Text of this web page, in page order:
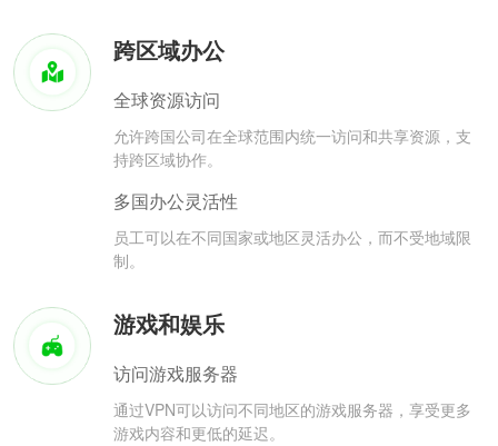
跨区域办公
全球资源访问
允许跨国公司在全球范围内统一访问和共享资源，支
持跨区域协作。
多国办公灵活性
员工可以在不同国家或地区灵活办公，而不受地域限
制。
游戏和娱乐
访问游戏服务器
通过VPN可以访问不同地区的游戏服务器，享受更多
游戏内容和更低的延迟。